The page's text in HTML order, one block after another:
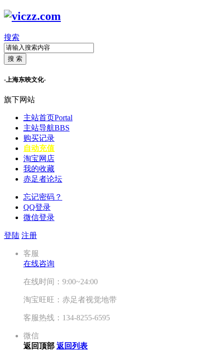
搜索
搜 索
-上海东映文化-
旗下网站
主站首页Portal
主站导航BBS
购买记录
自动充值
淘宝网店
我的收藏
赤足者论坛
忘记密码？
QQ登录
微信登录
登陆 注册
客服
在线咨询
在线时间：9:00~24:00
淘宝旺旺：赤足者视觉地带
客服热线：134-8255-6595
微信
返回顶部 返回列表